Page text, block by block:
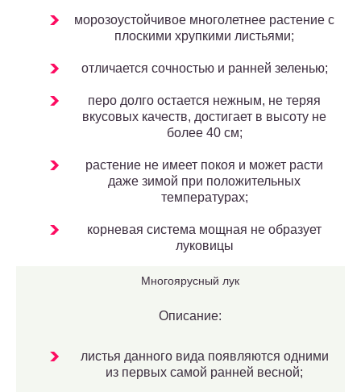
морозоустойчивое многолетнее растение с
плоскими хрупкими листьями;
отличается сочностью и ранней зеленью;
перо долго остается нежным, не теряя
вкусовых качеств, достигает в высоту не
более 40 см;
растение не имеет покоя и может расти
даже зимой при положительных
температурах;
корневая система мощная не образует
луковицы
Многоярусный лук
Описание:
листья данного вида появляются одними
из первых самой ранней весной;